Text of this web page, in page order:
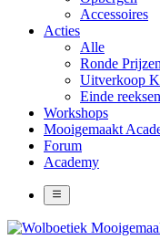
Accessoires
Acties
Alle
Ronde Prijzen
Uitverkoop
Einde reeksen
Workshops
Mooigemaakt
Forum
Academy